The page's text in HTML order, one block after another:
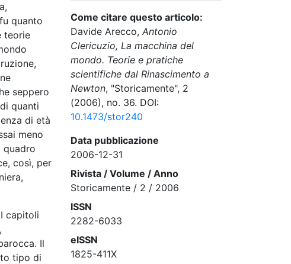
quanto
teorie
seppero
quanti
di età
meno
quadro
così, per
capitoli
Il
tipo di
Come citare questo articolo:
Davide Arecco, Antonio
Clericuzio, La macchina del
mondo. Teorie e pratiche
scientifiche dal Rinascimento a
Newton, "Storicamente", 2
(2006), no. 36. DOI:
10.1473/stor240
Data pubblicazione
2006-12-31
Rivista / Volume / Anno
Storicamente / 2 / 2006
ISSN
2282-6033
eISSN
1825-411X